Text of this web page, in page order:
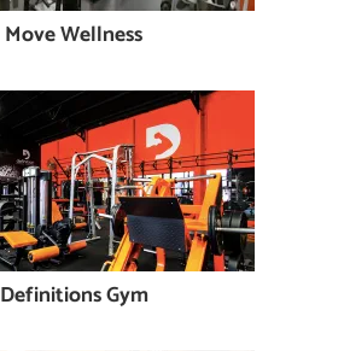
Move Wellness
Definitions Gym